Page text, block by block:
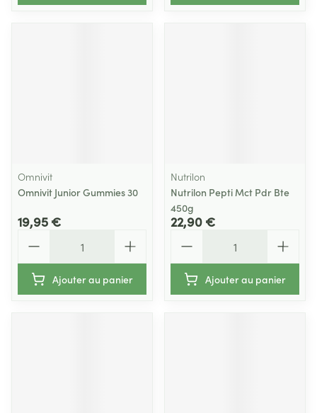
Omnivit
Omnivit Junior Gummies 30
19,95 €
Ajouter au panier
Nutrilon
Nutrilon Pepti Mct Pdr Bte
450g
22,90 €
Ajouter au panier